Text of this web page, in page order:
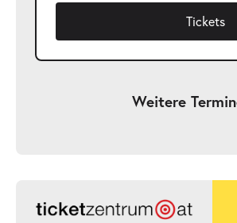
Tickets
Weitere
20:00 Uhr